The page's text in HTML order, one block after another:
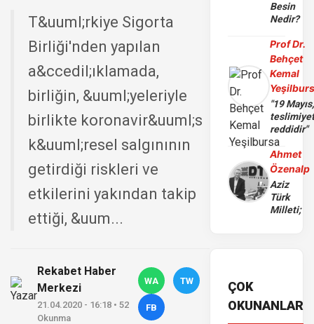
T&uuml;rkiye Sigorta
Birliği'nden yapılan
a&ccedil;ıklamada,
birliğin, &uuml;yeleriyle
birlikte koronavir&uuml;s
k&uuml;resel salgınının
getirdiği riskleri ve
etkilerini yakından takip
ettiği, &uum...
Rekabet Haber
Merkezi
21.04.2020 - 16:18 • 52
Okunma
WA TW
FB
Besin
Nedir?
Prof Dr.
Behçet
Kemal
"19 Mayıs,
reddidir"
Ahmet
Özenalp
Aziz
Türk
Milleti;
ÇOK
OKUNANLAR